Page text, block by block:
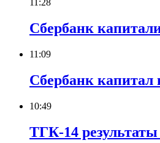
11:28
Сбербанк
11:09
Сбербанк капитал
10:49
ТГК-14